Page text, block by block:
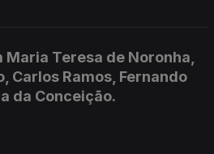
Maria Teresa de Noronha,
Carlos Ramos, Fernando
da Conceição.